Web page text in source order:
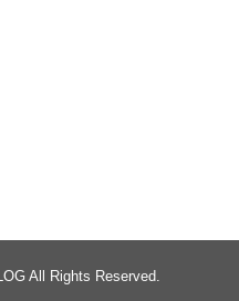
All Rights Reserved.